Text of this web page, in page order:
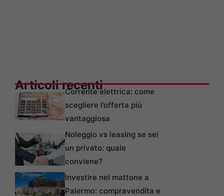
Articoli recentiCorrente elettrica: come
scegliere l’offerta più
vantaggiosa
Noleggio vs leasing se sei
un privato: quale
conviene?
Investire nel mattone a
Palermo: compravendita e